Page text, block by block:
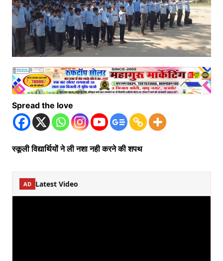
Spread the love
स्कूली विद्यार्थियों ने ली नशा नही करने की शपथ
AD Latest Video